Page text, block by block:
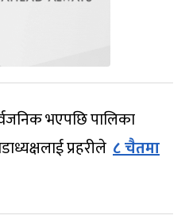
भएपछि पालिका
प्रहरीले ८ चैतमा